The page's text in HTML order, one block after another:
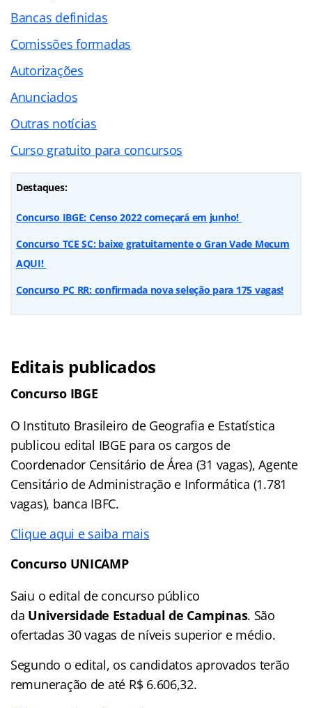
Bancas definidas
Comissões formadas
Autorizações
Anunciados
Outras notícias
Curso gratuito para concursos
Destaques:
Concurso IBGE: Censo 2022 começará em junho!
Concurso TCE SC: baixe gratuitamente o Gran Vade Mecum
AQUI!
Concurso PC RR: confirmada nova seleção para 175 vagas!
Editais publicados
Concurso IBGE
O Instituto Brasileiro de Geografia e Estatística
publicou edital IBGE para os cargos de
Coordenador Censitário de Área (31 vagas), Agente
Censitário de Administração e Informática (1.781
vagas), banca IBFC.
Clique aqui e saiba mais
Concurso UNICAMP
Saiu o edital de concurso público
da Universidade Estadual de Campinas. São
ofertadas 30 vagas de níveis superior e médio.
Segundo o edital, os candidatos aprovados terão
remuneração de até R$ 6.606,32.